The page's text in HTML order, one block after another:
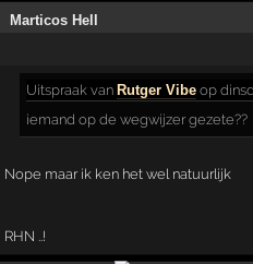
Marticos Hell
Uitspraak van Rutger Vibe op
iemand op de wegwijzer gezete??
Nope maar ik ken het wel natuurlijk
RHN ..!